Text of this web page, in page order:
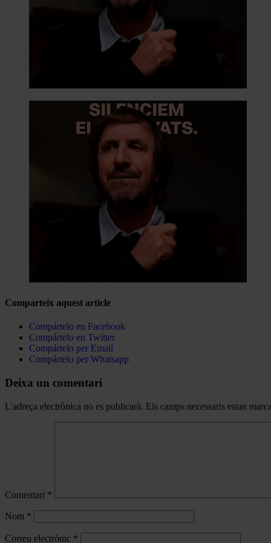
Comparteix aquest article
Compártelo en Facebook
Compártelo en Twitter
Compártelo per Email
Compártelo per Whatsapp
Deixa un comentari
L'adreça electrònica no es publicarà. Els camps necessaris estan
Comentari *
Nom *
Correu electrònic *